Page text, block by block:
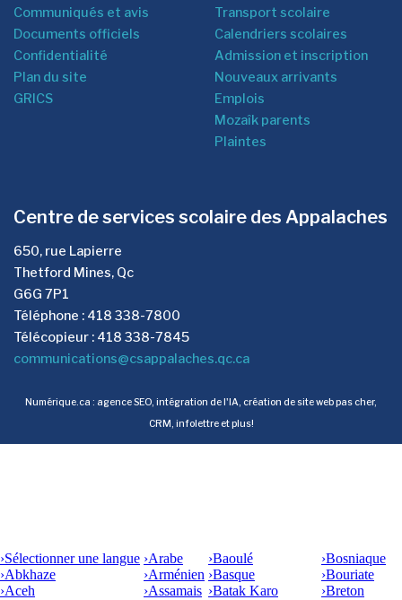
Communiqués et avis
Documents officiels
Confidentialité
Plan du site
GRICS
Transport scolaire
Calendriers scolaires
Admission et inscription
Nouveaux arrivants
Emplois
Mozaîk parents
Plaintes
Centre de services scolaire des Appalaches
650, rue Lapierre
Thetford Mines, Qc
G6G 7P1
Téléphone : 418 338-7800
Télécopieur : 418 338-7845
communications@csappalaches.qc.ca
Numérique.ca : agence SEO, intégration de l'IA, création de site web pas cher,
CRM, infolettreet plus!